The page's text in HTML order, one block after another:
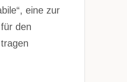
eine zur
den